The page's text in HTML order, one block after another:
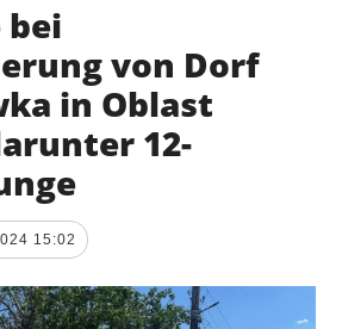
AGENTUR
Über uns
Kontakte
personenbezogener
Daten
bei
von Dorf
in Oblast
12-
15:02